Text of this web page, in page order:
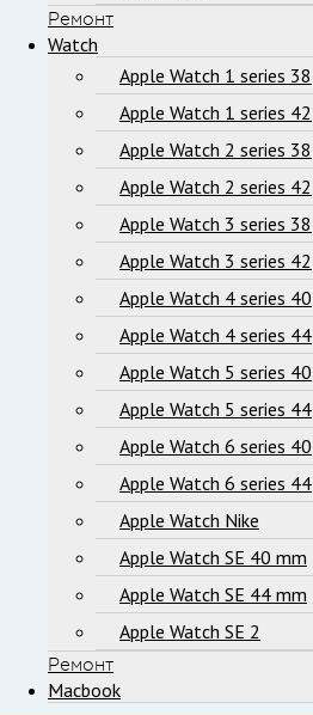
Ремонт
Watch
Apple Watch 1 series 38
Apple Watch 1 series 42
Apple Watch 2 series 38
Apple Watch 2 series 42
Apple Watch 3 series 38
Apple Watch 3 series 42
Apple Watch 4 series 40
Apple Watch 4 series 44
Apple Watch 5 series 40
Apple Watch 5 series 44
Apple Watch 6 series 40
Apple Watch 6 series 44
Apple Watch Nike
Apple Watch SE 40 mm
Apple Watch SE 44 mm
Apple Watch SE 2
Ремонт
Macbook